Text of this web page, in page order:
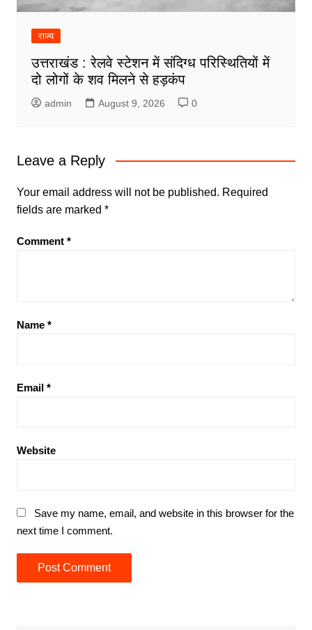
राज्य
उत्तराखंड : रेलवे स्टेशन में संदिग्ध परिस्थितियों में
दो लोगों के शव मिलने से हड़कंप
admin August 9, 2026 0
Leave a Reply
Your email address will not be published. Required
fields are marked *
Comment *
Name *
Email *
Website
Save my name, email, and website in this browser for the
next time I comment.